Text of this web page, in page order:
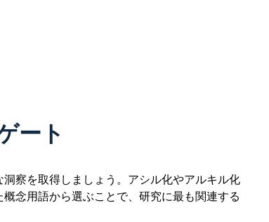
ート
察を取得しましょう。アシル化やアルキル化
念用語から選ぶことで、研究に最も関連する